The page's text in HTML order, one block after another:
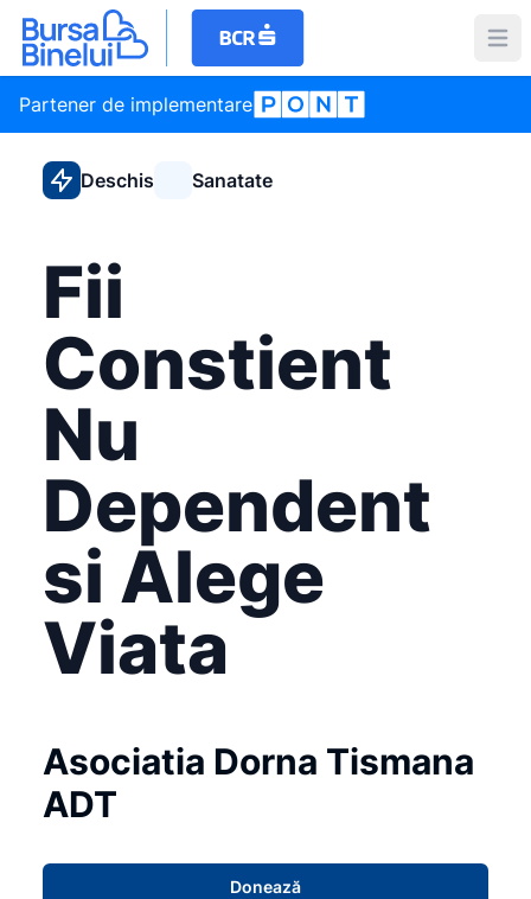
Partener de implementare
Deschis Sanatate
Fii
Constient
Nu
Dependent
si Alege
Viata
Asociatia Dorna Tismana
ADT
Donează